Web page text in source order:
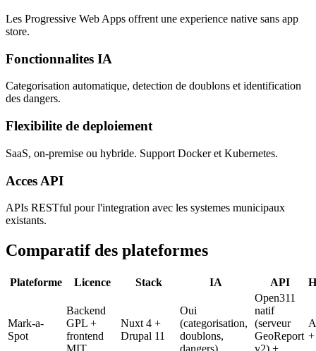
Les Progressive Web Apps offrent une experience native sans app
store.
Fonctionnalites IA
Categorisation automatique, detection de doublons et identification
des dangers.
Flexibilite de deploiement
SaaS, on-premise ou hybride. Support Docker et Kubernetes.
Acces API
APIs RESTful pour l'integration avec les systemes municipaux
existants.
Comparatif des plateformes
Plateforme Licence Stack IA API
Mark-a-
Spot
Backend
GPL +
frontend
Nuxt 4 +
Drupal 11
Oui
(categorisation,
doublons,
Open311
natif
(serveur
GeoReport +